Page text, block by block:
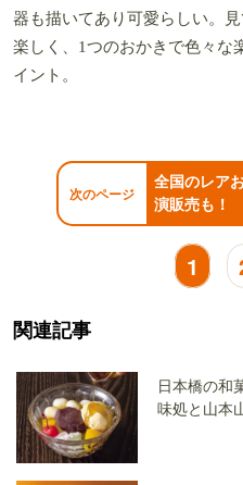
器も描いてあり可愛らしい。
楽しく、1つのおかきで色々な
イント。
次のページ
全国のレア
演販売も！
1
関連記事
日本橋の和
味処と山本